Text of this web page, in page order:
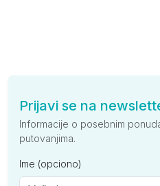
Prijavi se na
Informacije o posebnim
putovanjima.
Ime (opciono)